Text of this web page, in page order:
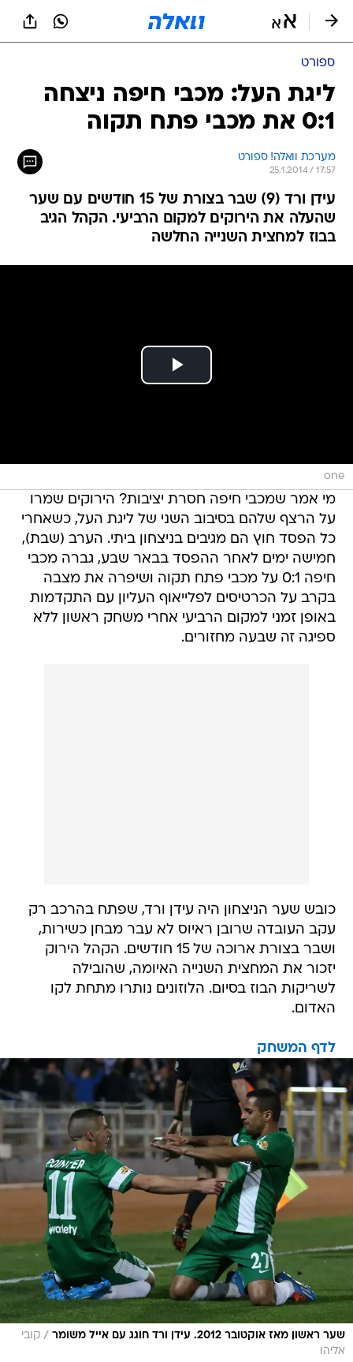
ספורט
ליגת העל: מכבי חיפה ניצחה
0:1 את מכבי פתח תקוה
מערכת וואלה! ספורט
25.1.2014 / 17:57
עידן ורד (9) שבר בצורת של 15 חודשים עם שער
שהעלה את הירוקים למקום הרביעי. הקהל הגיב
בבוז למחצית השנייה החלשה
one
מי אמר שמכבי חיפה חסרת יציבות? הירוקים שמרו
על הרצף שלהם בסיבוב השני של ליגת העל, כשאחרי
כל הפסד חוץ הם מגיבים בניצחון ביתי. הערב (שבת),
חמישה ימים לאחר ההפסד בבאר שבע, גברה מכבי
חיפה 0:1 על מכבי פתח תקוה ושיפרה את מצבה
בקרב על הכרטיסים לפלייאוף העליון עם התקדמות
באופן זמני למקום הרביעי אחרי משחק ראשון ללא
ספיגה זה שבעה מחזורים.
כובש שער הניצחון היה עידן ורד, שפתח בהרכב רק
עקב העובדה שרובן ראיוס לא עבר מבחן כשירות,
ושבר בצורת ארוכה של 15 חודשים. הקהל הירוק
יזכור את המחצית השנייה האיומה, שהובילה
לשריקות הבוז בסיום. הלוזונים נותרו מתחת לקו
האדום.
לדף המשחק
שער ראשון מאז אוקטובר 2012. עידן ורד חוגג עם אייל משומר / קובי
אליהו